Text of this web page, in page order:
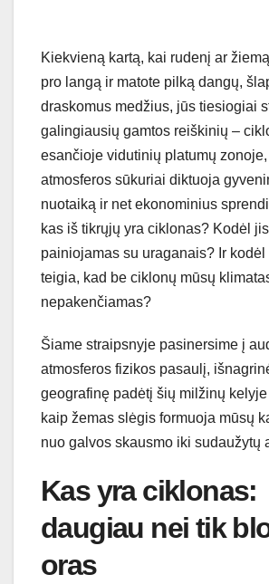
Kiekvieną kartą, kai rudenį ar
pro langą ir matote pilką dangų,
draskomus medžius, jūs tiesiogiai
galingiausių gamtos reiškinių –
esančioje vidutinių platumų
atmosferos sūkuriai diktuoja
nuotaiką ir net ekonominius
kas iš tikrųjų yra ciklonas? Kodėl
painiojamas su uraganais? Ir
teigia, kad be ciklonų mūsų
nepakenčiamas?
Šiame straipsnyje pasinersime į
atmosferos fizikos pasaulį,
geografinę padėtį šių milžinų
kaip žemas slėgis formuoja mūsų
nuo galvos skausmo iki sudaužytų
Kas yra ciklonas:
daugiau nei tik
oras